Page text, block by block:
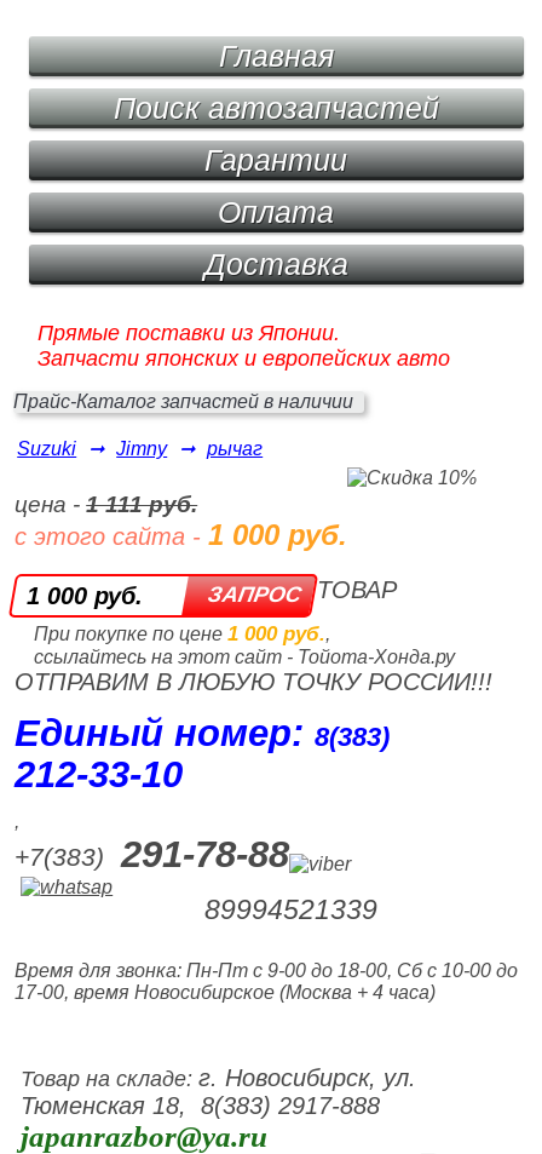
Главная
Поиск автозапчастей
Гарантии
Оплата
Доставка
Прямые поставки из Японии.
Запчасти японских и европейских авто
Прайс-Каталог запчастей в наличии
Suzuki ➞ Jimny ➞ рычаг
цена -1 111 руб.
с этого сайта -1 000 руб.
1 000 руб.
При покупке по цене 1 000 руб.,
ссылайтесь на этот сайт - Тойота-Хонда.ру
ТОВАР
ОТПРАВИМ В ЛЮБУЮ ТОЧКУ РОССИИ!!!
Единый номер:8(383)
212‑33‑10
,
+7(383) 291-78-88
89994521339
Время для звонка: Пн-Пт с 9-00 до 18-00, Сб с 10-00 до
17-00, время Новосибирское (Москва + 4 часа)
Товар на складе:г. Новосибирск, ул.
Тюменская 18, 8(383) 2917-888
japanrazbor@ya.ru